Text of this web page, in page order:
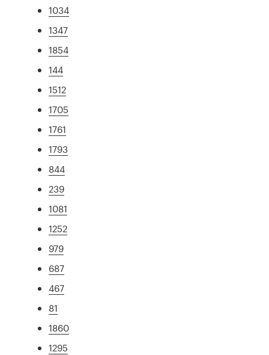
1034
1347
1854
144
1512
1705
1761
1793
844
239
1081
1252
979
687
467
81
1860
1295